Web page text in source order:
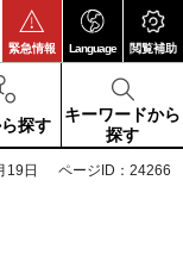
緊急情報 Language 閲覧補助
探す
キーワードから
探す
19日 ページID：24266